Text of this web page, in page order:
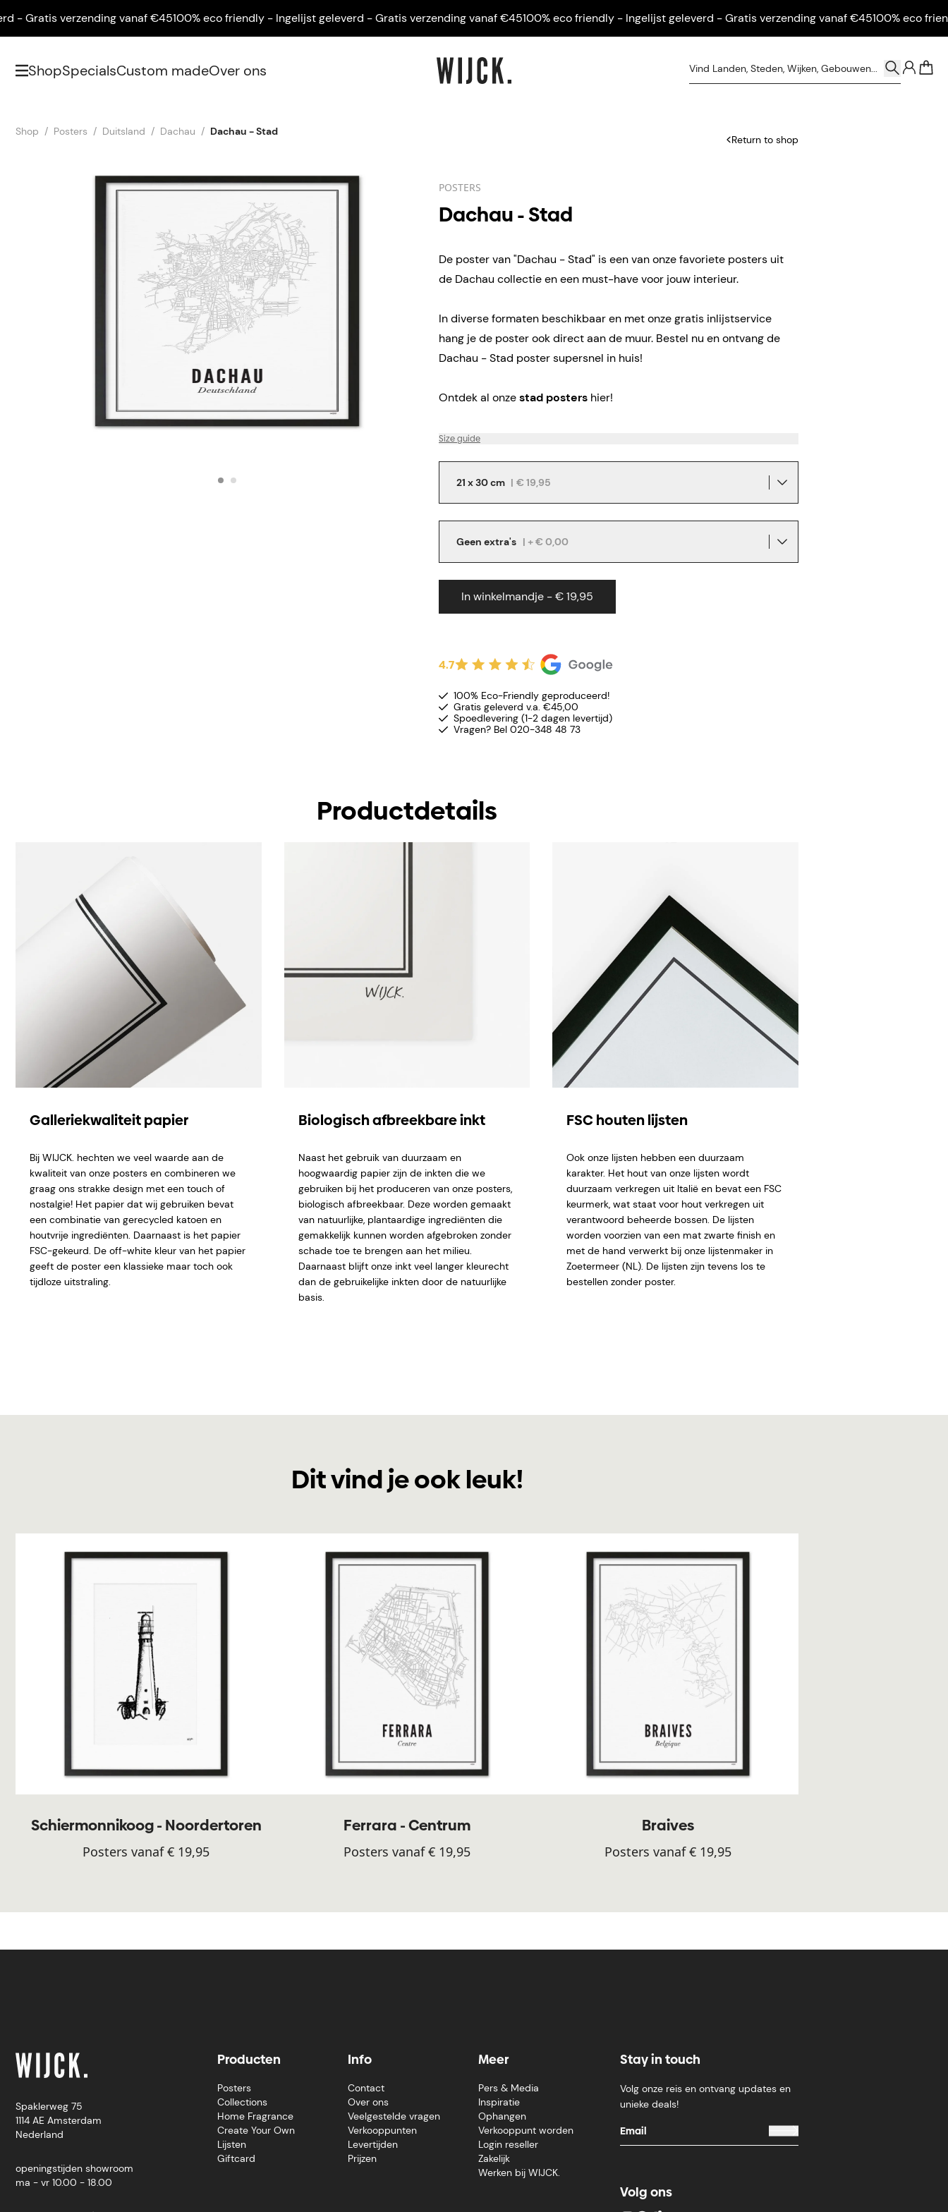
verzending vanaf €45100% eco friendly - Ingelijst geleverd - Gratis verzending vanaf €45100% eco friendly - Ingelijst geleverd - Gratis verzending vanaf €45100% eco friendly
ShopSpecialsCustom madeOver ons
Shop Posters Duitsland Dachau Dachau - Stad
Return to shop
POSTERS
Dachau - Stad
De poster van "Dachau - Stad" is een van onze favoriete posters uit
de Dachau collectie en een must-have voor jouw interieur.
In diverse formaten beschikbaar en met onze gratis inlijstservice
hang je de poster ook direct aan de muur. Bestel nu en ontvang de
Dachau - Stad poster supersnel in huis!
Ontdek al onzestad posters hier!
Size guide
21 x 30 cm | € 19,95
Geen extra's | + € 0,00
In winkelmandje - € 19,95
4.7
100% Eco-Friendly geproduceerd!
Gratis geleverd v.a. €45,00
Spoedlevering (1-2 dagen levertijd)
Vragen? Bel 020-348 48 73
Productdetails
Galleriekwaliteit papier
Bij WIJCK. hechten we veel waarde aan de
kwaliteit van onze posters en combineren we
graag ons strakke design met een touch of
nostalgie! Het papier dat wij gebruiken bevat
een combinatie van gerecycled katoen en
houtvrije ingrediënten. Daarnaast is het papier
FSC-gekeurd. De off-white kleur van het papier
geeft de poster een klassieke maar toch ook
tijdloze uitstraling.
Biologisch afbreekbare inkt
Naast het gebruik van duurzaam en
hoogwaardig papier zijn de inkten die we
gebruiken bij het produceren van onze posters,
biologisch afbreekbaar. Deze worden gemaakt
van natuurlijke, plantaardige ingrediënten die
gemakkelijk kunnen worden afgebroken zonder
schade toe te brengen aan het milieu.
Daarnaast blijft onze inkt veel langer kleurecht
dan de gebruikelijke inkten door de natuurlijke
basis.
FSC houten lijsten
Ook onze lijsten hebben een duurzaam
karakter. Het hout van onze lijsten wordt
duurzaam verkregen uit Italië en bevat een FSC
keurmerk, wat staat voor hout verkregen uit
verantwoord beheerde bossen. De lijsten
worden voorzien van een mat zwarte finish en
met de hand verwerkt bij onze lijstenmaker in
Zoetermeer (NL). De lijsten zijn tevens los te
bestellen zonder poster.
Dit vind je ook leuk!
Schiermonnikoog - Noordertoren
Posters vanaf € 19,95
Ferrara - Centrum
Posters vanaf € 19,95
Braives
Posters vanaf € 19,95
Spaklerweg 75
1114 AE Amsterdam
Nederland
openingstijden showroom
ma - vr 10.00 - 18.00
Producten
Posters
Collections
Home Fragrance
Create Your Own
Lijsten
Giftcard
Info
Contact
Over ons
Veelgestelde vragen
Verkooppunten
Levertijden
Prijzen
Meer
Pers & Media
Inspiratie
Ophangen
Verkooppunt worden
Login reseller
Zakelijk
Werken bij WIJCK.
Stay in touch
Volg onze reis en ontvang updates en
unieke deals!
Volg ons